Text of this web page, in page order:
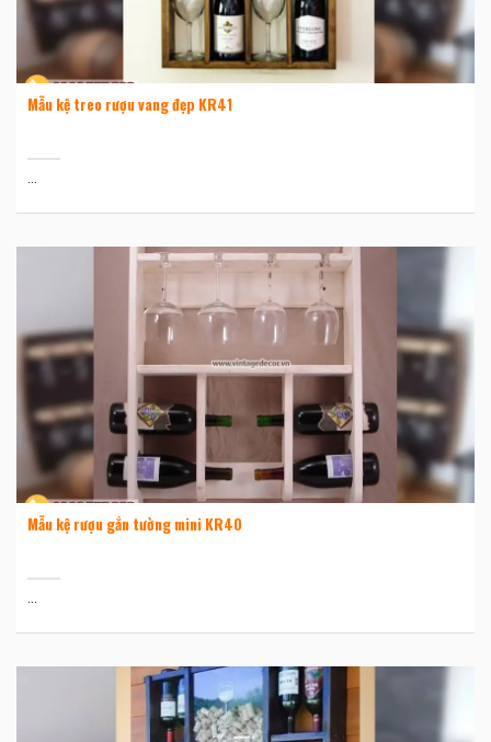
Mẫu kệ treo rượu vang đẹp KR41
...
Mẫu kệ rượu gắn tường mini KR40
...